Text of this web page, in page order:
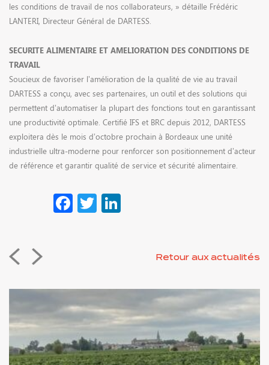
les conditions de travail de nos collaborateurs, » détaille Frédéric
LANTERI, Directeur Général de DARTESS.
SECURITE ALIMENTAIRE ET AMELIORATION DES CONDITIONS DE
TRAVAIL
Soucieux de favoriser l’amélioration de la qualité de vie au travail
DARTESS a conçu, avec ses partenaires, un outil et des solutions qui
permettent d’automatiser la plupart des fonctions tout en garantissant
une productivité optimale. Certifié IFS et BRC depuis 2012, DARTESS
exploitera dès le mois d’octobre prochain à Bordeaux une unité
industrielle ultra-moderne pour renforcer son positionnement d’acteur
de référence et garantir qualité de service et sécurité alimentaire.
Facebook
Twitter
Retour aux actualités